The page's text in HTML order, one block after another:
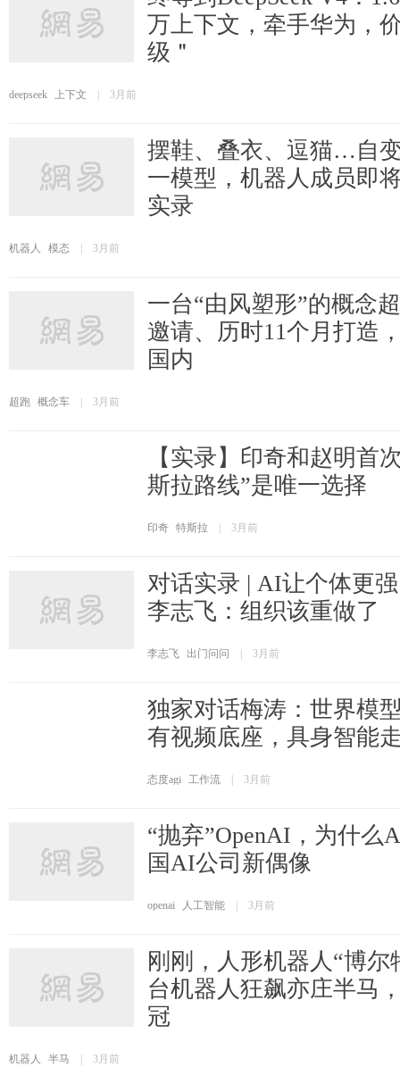
万上下文，牵手华为，
级＂
deepseek 上下文 3月前
摆鞋、叠衣、逗猫…自
一模型，机器人成员即
实录
机器人 模态 3月前
一台“由风塑形”的概念
邀请、历时11个月打造
国内
超跑 概念车 3月前
【实录】印奇和赵明首
斯拉路线”是唯一选择
印奇 特斯拉 3月前
对话实录 | AI让个体更
李志飞：组织该重做了
李志飞 出门问问 3月前
独家对话梅涛：世界模
有视频底座，具身智能
态度agi 工作流 3月前
“抛弃”OpenAI，为什么
国AI公司新偶像
openai 人工智能 3月前
刚刚，人形机器人“博尔
台机器人狂飙亦庄半马
冠
机器人 半马 3月前